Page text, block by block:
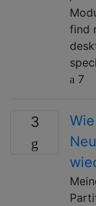
find
7
3